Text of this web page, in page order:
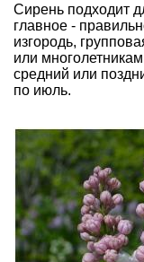
Сирень подходит
главное -
изгородь,
или
средний или
по июль.